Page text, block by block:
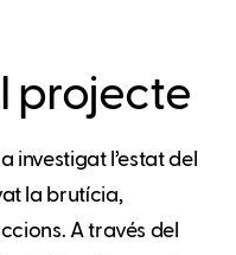
projecte
investigat l’estat del
la brutícia,
A través del